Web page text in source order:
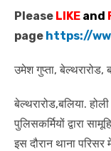
Please LIKE and
page https://
उमेश गुप्ता, बेल्थरारोड,
बेल्थरारोड,बलिया.
पुलिसकर्मियों द्वारा
इस दौरान थाना